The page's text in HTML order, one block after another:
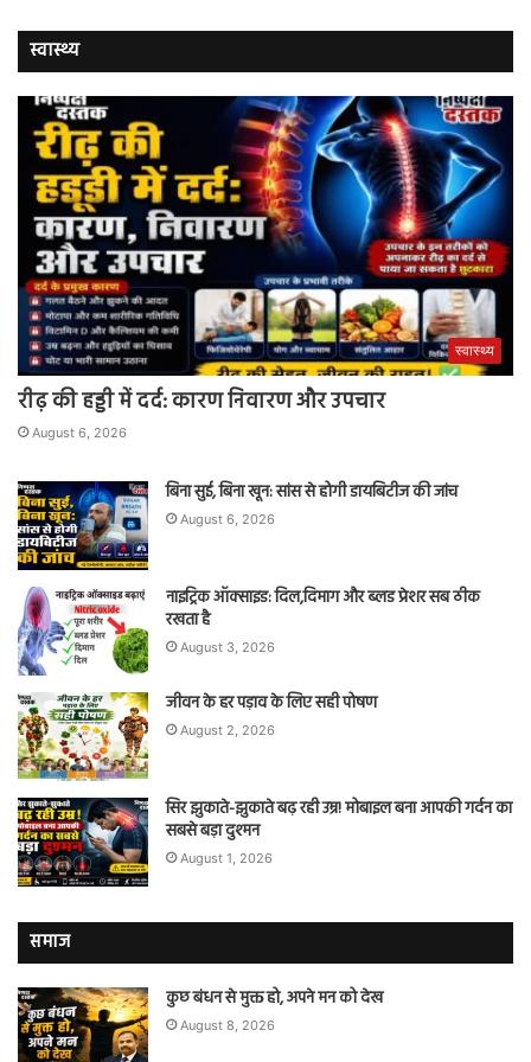
स्वास्थ्य
स्वास्थ्य
रीढ़ की हड्डी में दर्द: कारण निवारण और उपचार
August 6, 2026
बिना सुई, बिना खून: सांस से होगी डायबिटीज की जांच
August 6, 2026
नाइट्रिक ऑक्साइड: दिल,दिमाग और ब्लड प्रेशर सब ठीक
रखता है
August 3, 2026
जीवन के हर पड़ाव के लिए सही पोषण
August 2, 2026
सिर झुकाते-झुकाते बढ़ रही उम्र! मोबाइल बना आपकी गर्दन का
सबसे बड़ा दुश्मन
August 1, 2026
समाज
कुछ बंधन से मुक्त हो, अपने मन को देख
August 8, 2026